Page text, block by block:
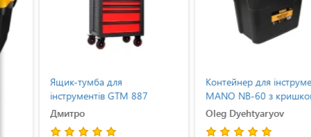
Ящик-тумба для
інструментів GTM 887
металевий
Контейнер для інструменту
MANO NB-60 з кришкою
об`ємом 60 л (NB-60)
Oleg Dyehtyaryov